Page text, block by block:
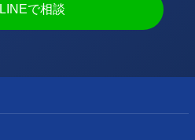
LINEで相談